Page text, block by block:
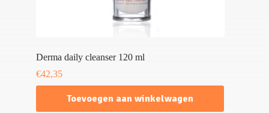
Derma daily cleanser 120 ml
€42,35
Toevoegen aan winkelwagen